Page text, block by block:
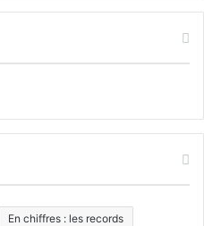
En chiffres : les records